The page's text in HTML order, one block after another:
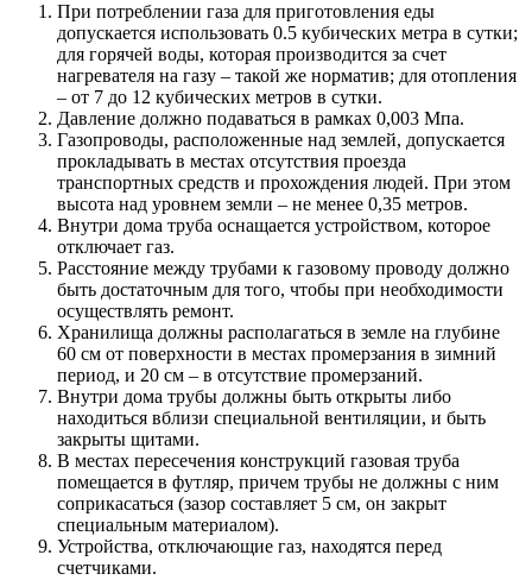
При потреблении газа для приготовления еды
допускается использовать 0.5 кубических метра в сутки;
для горячей воды, которая производится за счет
нагревателя на газу – такой же норматив; для отопления
– от 7 до 12 кубических метров в сутки.
Давление должно подаваться в рамках 0,003 Мпа.
Газопроводы, расположенные над землей, допускается
прокладывать в местах отсутствия проезда
транспортных средств и прохождения людей. При этом
высота над уровнем земли – не менее 0,35 метров.
Внутри дома труба оснащается устройством, которое
отключает газ.
Расстояние между трубами к газовому проводу должно
быть достаточным для того, чтобы при необходимости
осуществлять ремонт.
Хранилища должны располагаться в земле на глубине
60 см от поверхности в местах промерзания в зимний
период, и 20 см – в отсутствие промерзаний.
Внутри дома трубы должны быть открыты либо
находиться вблизи специальной вентиляции, и быть
закрыты щитами.
В местах пересечения конструкций газовая труба
помещается в футляр, причем трубы не должны с ним
соприкасаться (зазор составляет 5 см, он закрыт
специальным материалом).
Устройства, отключающие газ, находятся перед
счетчиками.